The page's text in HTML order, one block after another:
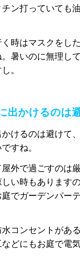
ン打っていても
時はマスクをし
暑いのに無理し
。
出かけるのは
けるのは避けて
すね。
外で過ごすのは
い時もあります
でガーデンパー
コンセントがあ
どにもお庭で電